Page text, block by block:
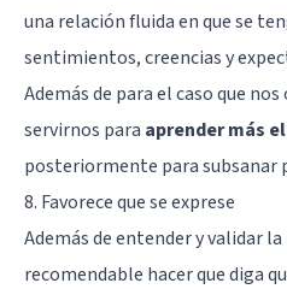
una relación fluida en que se
sentimientos, creencias y
Además de para el caso que
servirnos para aprender más
posteriormente para subsanar
8. Favorece que se exprese
Además de entender y validar
recomendable hacer que diga